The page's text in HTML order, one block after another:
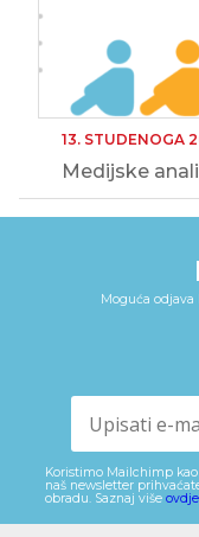
13. STUDENOGA
Medijske
Moguća
Koristimo Mailchimp
naš newsletter
obradu. Saznaj više ovdje